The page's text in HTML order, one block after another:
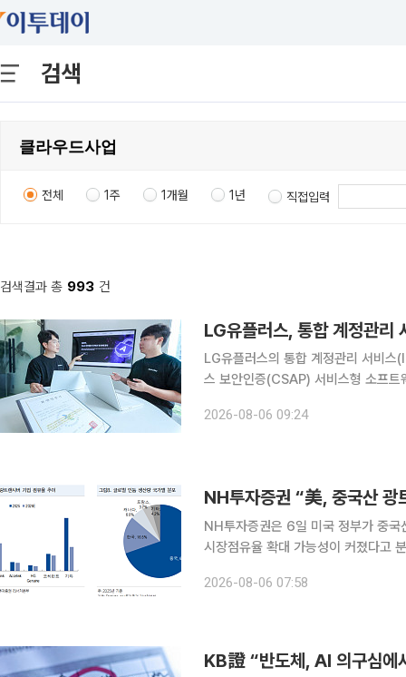
검색
전체 1주 1개월 1년 직접입력
검색결과 총 993 건
LG유플러스, 통합 계정관리
LG유플러스의 통합 계정관리 서비스
스 보안인증(CSAP) 서비스형 소프
공공기관, 공기업 등을 대상으로 서비
2026-08-06 09:24
NH투자증권 “美, 중국산 광
NH투자증권은 6일 미국 정부가 중국
시장점유율 확대 가능성이 커졌다고
다. 이날 NH투자증권 ‘글로벌 광통
2026-08-06 07:58
KB證 “반도체, AI 의구심에